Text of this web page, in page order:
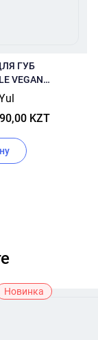
ГУБ
VEGAN
LIP BALM 3.7
KZT
Новинка